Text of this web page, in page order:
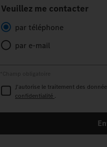
Veuillez me contacter
par téléphone
par e-mail
J'autorise le traitement des
confidentialité .